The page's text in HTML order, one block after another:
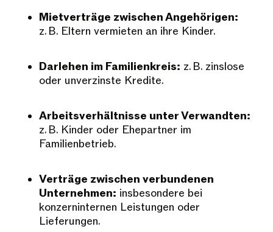
Mietverträge zwischen Angehörigen:
z. B. Eltern vermieten an ihre Kinder.
Darlehen im Familienkreis: z. B. zinslose
oder unverzinste Kredite.
Arbeitsverhältnisse unter Verwandten:
z. B. Kinder oder Ehepartner im
Familienbetrieb.
Verträge zwischen verbundenen
Unternehmen: insbesondere bei
konzerninternen Leistungen oder
Lieferungen.